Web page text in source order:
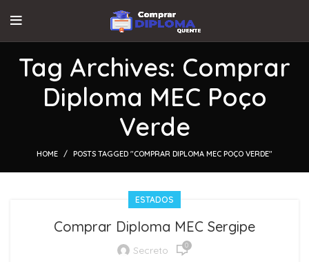
Tag Archives: Comprar
Diploma MEC Poço
Verde
HOME POSTS TAGGED "COMPRAR DIPLOMA MEC POÇO VERDE"
ESTADOS
Comprar Diploma MEC Sergipe
Secreto 0